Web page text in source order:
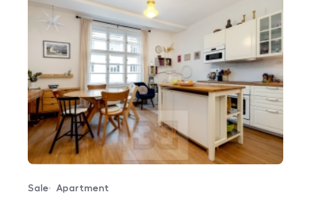
Offer type
Sale
Property type
Apartment